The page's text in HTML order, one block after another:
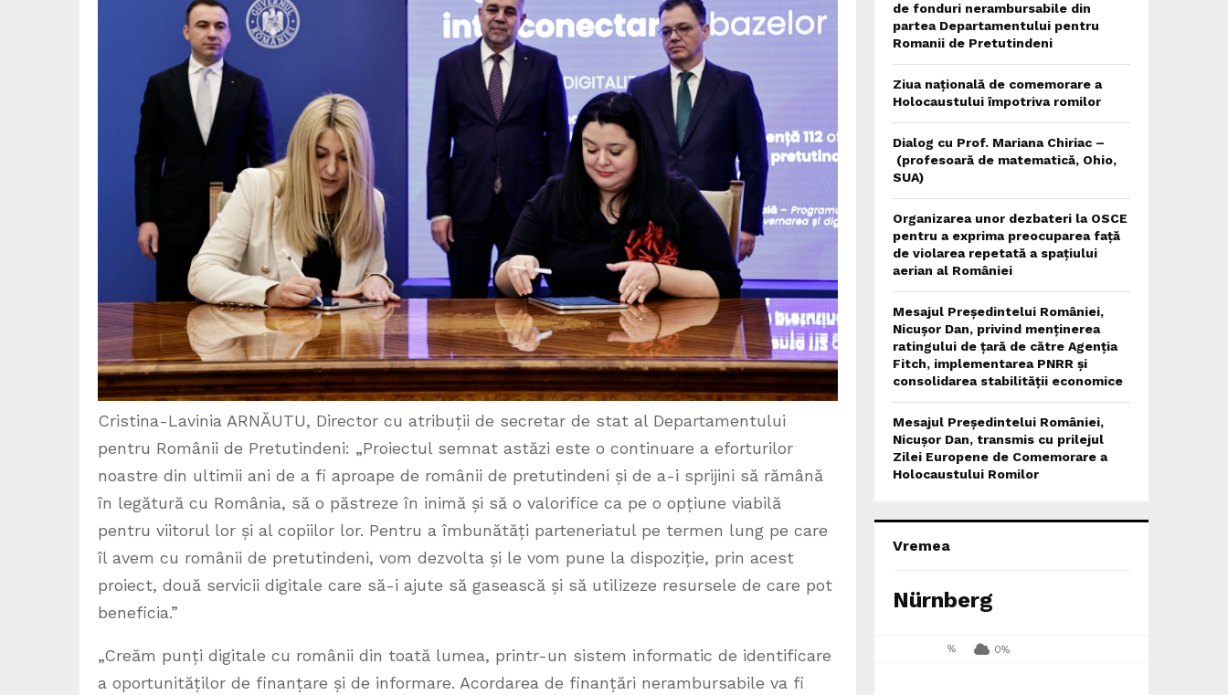
Cristina-Lavinia ARNĂUTU, Director cu atribuții de secretar de stat al Departamentului
pentru Românii de Pretutindeni: „Proiectul semnat astăzi este o continuare a eforturilor
noastre din ultimii ani de a fi aproape de românii de pretutindeni și de a-i sprijini să rămână
în legătură cu România, să o păstreze în inimă și să o valorifice ca pe o opțiune viabilă
pentru viitorul lor și al copiilor lor. Pentru a îmbunătăți parteneriatul pe termen lung pe care
îl avem cu românii de pretutindeni, vom dezvolta și le vom pune la dispoziție, prin acest
proiect, două servicii digitale care să-i ajute să gasească și să utilizeze resursele de care pot
beneficia.”
„Creăm punți digitale cu românii din toată lumea, printr-un sistem informatic de identificare
a oportunităților de finanțare și de informare. Acordarea de finanțări nerambursabile va fi
de fonduri nerambursabile din
partea Departamentului pentru
Romanii de Pretutindeni
Ziua națională de comemorare a
Holocaustului împotriva romilor
Dialog cu Prof. Mariana Chiriac –
(profesoară de matematică, Ohio,
SUA)
Organizarea unor dezbateri la OSCE
pentru a exprima preocuparea față
de violarea repetată a spațiului
aerian al României
Mesajul Președintelui României,
Nicușor Dan, privind menținerea
ratingului de țară de către Agenția
Fitch, implementarea PNRR și
consolidarea stabilității economice
Mesajul Președintelui României,
Nicușor Dan, transmis cu prilejul
Zilei Europene de Comemorare a
Holocaustului Romilor
Vremea
Nürnberg
% 0%